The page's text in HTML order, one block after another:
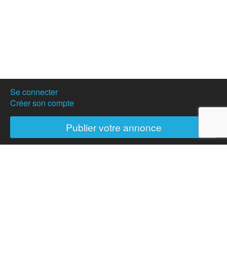
Se connecter
Créer son compte
Publier votre annonce